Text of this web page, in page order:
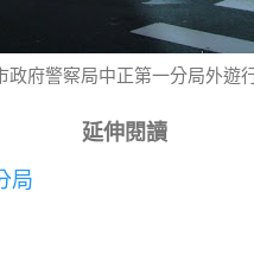
政府警察局中正第一分局外遊
延伸閱讀
局